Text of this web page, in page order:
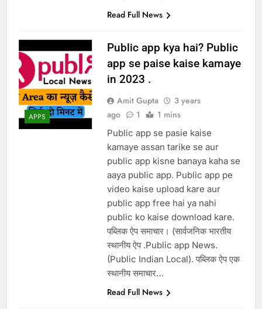
Read Full News
APPS
Public app kya hai? Public
app se paise kaise kamaye
in 2023 .
Amit Gupta
3 years
ago
1 1 mins
Public app se pasie kaise
kamaye assan tarike se aur
public app kisne banaya kaha se
aaya public app. Public app pe
video kaise upload kare aur
public app free hai ya nahi
public ko kaise download kare.
पब्लिक ऐप समाचार। (सार्वजनिक भारतीय
स्थानीय ऐप .Public app News.
(Public Indian Local). पब्लिक ऐप एक
स्थानीय समाचार…
Read Full News